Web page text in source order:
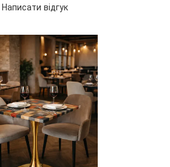
Написати відгук